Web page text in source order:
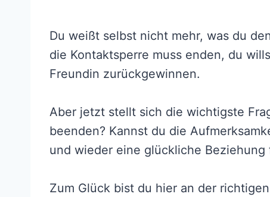
Du weißt selbst nicht mehr, was du
die Kontaktsperre muss enden, du
Freundin zurückgewinnen.
Aber jetzt stellt sich die wichtigste
beenden? Kannst du die
und wieder eine glückliche Beziehung
Zum Glück bist du hier an der